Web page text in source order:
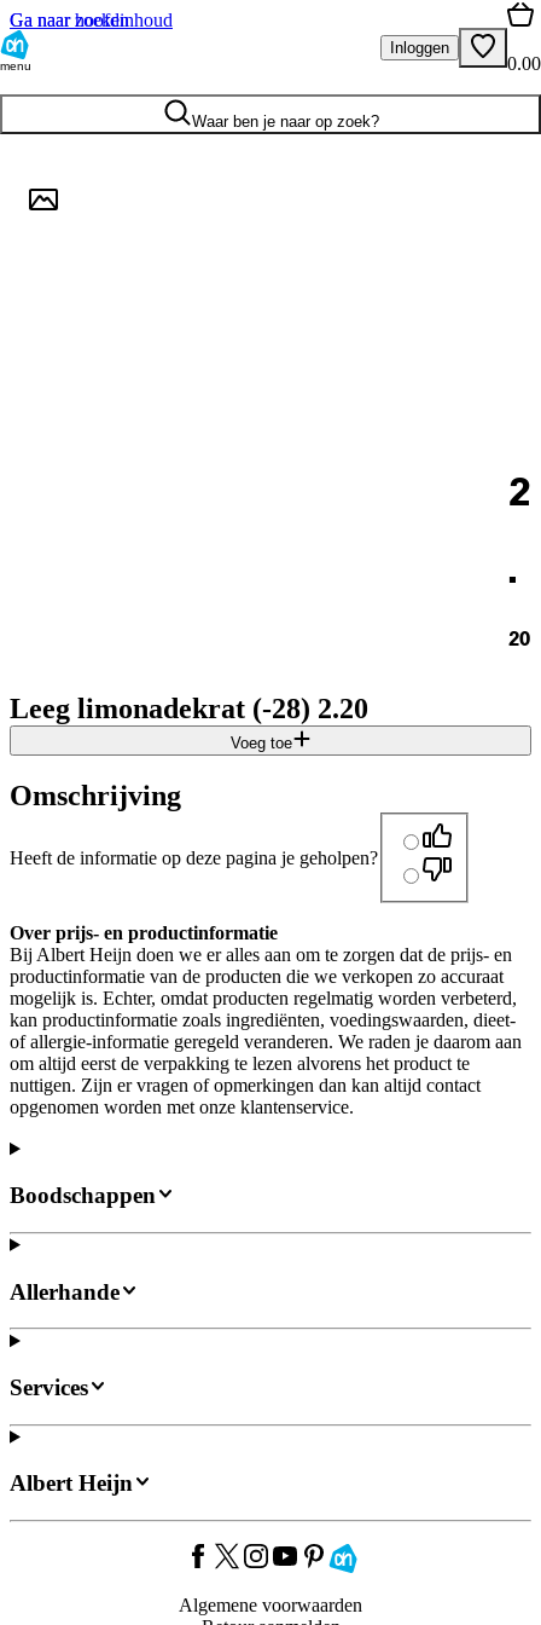
Ga naar hoofdinhoud
Ga naar zoeken
menu
Inloggen
0.00
Waar ben je naar op zoek?
2
.
20
Leeg limonadekrat (-28) 2.20
Voeg toe
Omschrijving
Heeft de informatie op deze pagina je geholpen?
Over prijs- en productinformatie
Bij Albert Heijn doen we er alles aan om te zorgen dat de prijs- en
productinformatie van de producten die we verkopen zo accuraat
mogelijk is. Echter, omdat producten regelmatig worden verbeterd,
kan productinformatie zoals ingrediënten, voedingswaarden, dieet-
of allergie-informatie geregeld veranderen. We raden je daarom aan
om altijd eerst de verpakking te lezen alvorens het product te
nuttigen. Zijn er vragen of opmerkingen dan kan altijd contact
opgenomen worden met onze klantenservice.
Boodschappen
Allerhande
Services
Albert Heijn
Algemene voorwaarden